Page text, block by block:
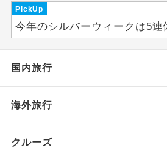
PickUp
今年のシルバーウィークは5連
国内旅行
海外旅行
クルーズ